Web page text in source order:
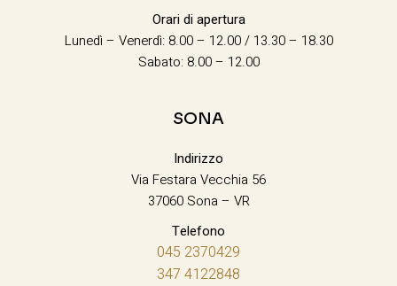
Orari di apertura
Lunedì – Venerdì: 8.00 – 12.00 / 13.30 – 18.30
Sabato: 8.00 – 12.00
SONA
Indirizzo
Via Festara Vecchia 56
37060 Sona – VR
Telefono
045 2370429
347 4122848